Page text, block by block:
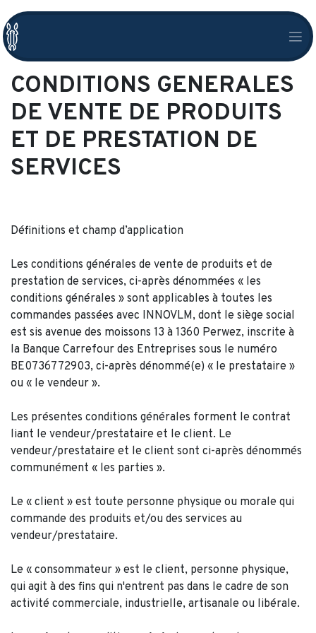
CONDITIONS GENERALES
DE VENTE DE PRODUITS
ET DE PRESTATION DE
SERVICES
Définitions et champ d’application
Les conditions générales de vente de produits et de
prestation de services, ci-après dénommées « les
conditions générales » sont applicables à toutes les
commandes passées avec INNOVLM, dont le siège social
est sis avenue des moissons 13 à 1360 Perwez, inscrite à
la Banque Carrefour des Entreprises sous le numéro
BE0736772903, ci-après dénommé(e) « le prestataire »
ou « le vendeur ».
Les présentes conditions générales forment le contrat
liant le vendeur/prestataire et le client. Le
vendeur/prestataire et le client sont ci-après dénommés
communément « les parties ».
Le « client » est toute personne physique ou morale qui
commande des produits et/ou des services au
vendeur/prestataire.
Le « consommateur » est le client, personne physique,
qui agit à des fins qui n'entrent pas dans le cadre de son
activité commerciale, industrielle, artisanale ou libérale.